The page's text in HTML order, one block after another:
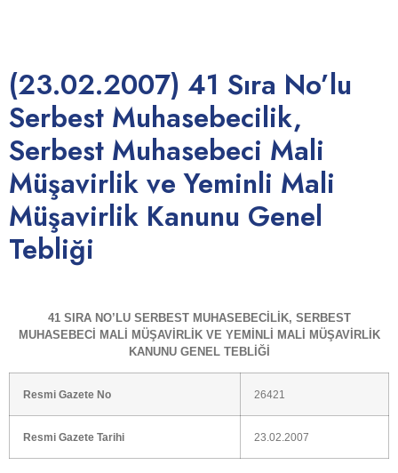
(23.02.2007) 41 Sıra No’lu
Serbest Muhasebecilik,
Serbest Muhasebeci Mali
Müşavirlik ve Yeminli Mali
Müşavirlik Kanunu Genel
Tebliği
41 SIRA NO’LU SERBEST MUHASEBECİLİK, SERBEST
MUHASEBECİ MALİ MÜŞAVİRLİK VE YEMİNLİ MALİ MÜŞAVİRLİK
KANUNU GENEL TEBLİĞİ
Resmi Gazete No 26421
Resmi Gazete Tarihi 23.02.2007